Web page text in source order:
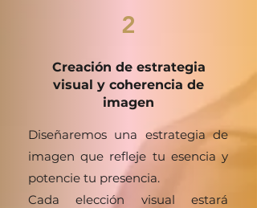
2
Creación de estrategia
visual y coherencia de
imagen
Diseñaremos una estrategia de
imagen que refleje tu esencia y
potencie tu presencia.
Cada elección visual estará